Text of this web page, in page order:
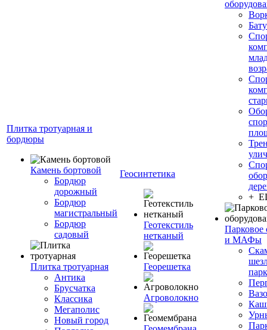
Плитка тротуарная и
бордюры
Камень бортовой
Бордюр
дорожный
Бордюр
магистральный
Бордюр
садовый
Плитка тротуарная
Антика
Брусчатка
Классика
Мегаполис
Новый город
Геосинтетика
Геотекстиль
нетканый
Георешетка
Агроволокно
+
Парковое
и МАФы